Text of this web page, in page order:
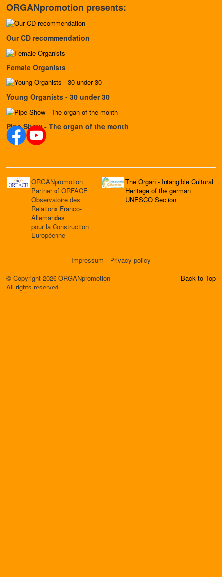
ORGANpromotion presents:
Our CD recommendation
Female Organists
Young Organists - 30 under 30
Pipe Show - The organ of the month
ORGANpromotion
Partner of ORFACE
Observatoire des
Relations Franco-
Allemandes
pour la Construction
Européenne
The Organ - Intangible Cultural
Heritage of the german
UNESCO Section
Impressum
Privacy policy
© Copyright 2026 ORGANpromotion
All rights reserved
Back to Top